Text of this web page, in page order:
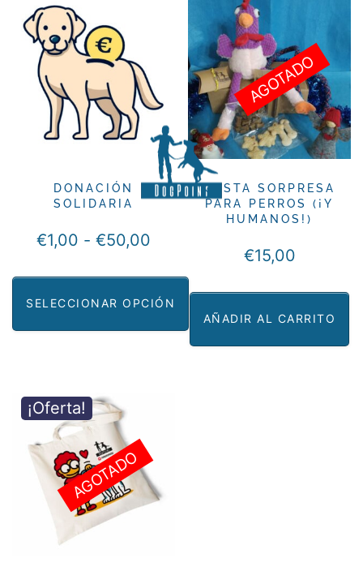
DONACIÓN
SOLIDARIA
€1,00 - €50,00Rango
precios:
desde
€1,00
SELECCIONAR OPCIÓN
múltiples
variantes.
Las
opciones
se
pueden
CESTA SORPRESA
PARA PERROS (¡Y
HUMANOS!)
€15,00
AÑADIR AL CARRITO
AGOTADO
¡Oferta!
AGOTADO